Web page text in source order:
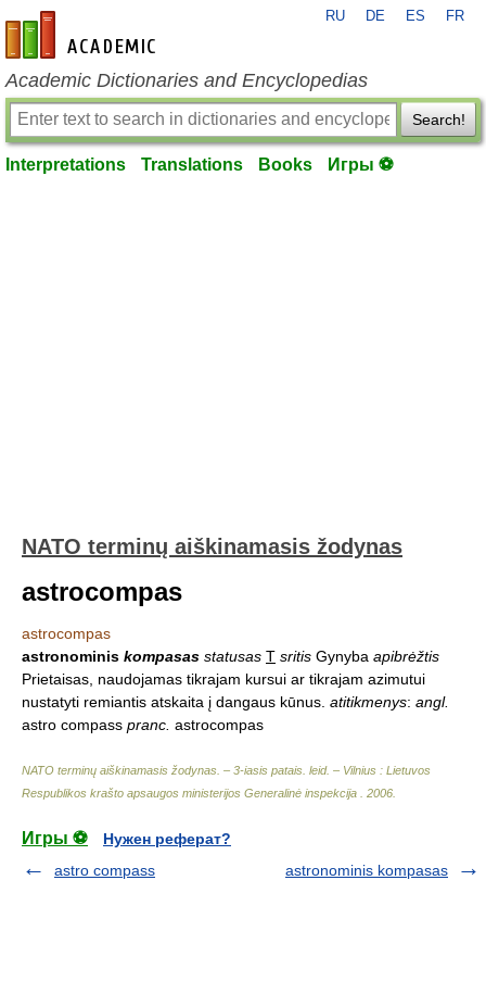
en-academic.com
RU DE ES FR
Academic Dictionaries and Encyclopedias
Search!
Interpretations Translations Books Игры ⚽
NATO terminų aiškinamasis žodynas
astrocompas
astrocompas
astronominis kompasas statusas T sritis Gynyba apibrėžtis
Prietaisas, naudojamas tikrajam kursui ar tikrajam azimutui
nustatyti remiantis atskaita į dangaus kūnus. atitikmenys: angl.
astro compass pranc. astrocompas
NATO terminų aiškinamasis žodynas. – 3-iasis patais. leid. – Vilnius : Lietuvos
Respublikos krašto apsaugos ministerijos Generalinė inspekcija
2006
Игры ⚽
Нужен реферат?
astro compass
astronominis kompasas